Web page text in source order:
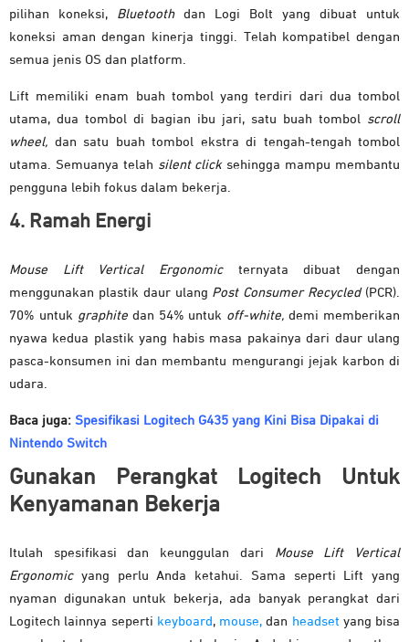
pilihan koneksi, Bluetoothdan Logi Bolt yang dibuat untuk
koneksi aman dengan kinerja tinggi. Telah kompatibel dengan
semua jenis OS dan platform.
Lift memiliki enam buah tombol yang terdiri dari dua tombol
utama, dua tombol di bagian ibu jari, satu buah tombol scroll
wheel, dan satu buah tombol ekstra di tengah-tengah tombol
utama. Semuanya telah silent clicksehingga mampu membantu
pengguna lebih fokus dalam bekerja.
4. Ramah Energi
Mouse Lift Vertical Ergonomicternyata dibuat dengan
menggunakan plastik daur ulang Post Consumer Recycled(PCR).
70% untuk graphitedan 54% untuk off-white, demi memberikan
nyawa kedua plastik yang habis masa pakainya dari daur ulang
pasca-konsumen ini dan membantu mengurangi jejak karbon di
udara.
Baca juga: Spesifikasi Logitech G435 yang Kini Bisa Dipakai di
Nintendo Switch
Gunakan Perangkat Logitech Untuk
Kenyamanan Bekerja
Itulah spesifikasi dan keunggulan dari Mouse Lift Vertical
Ergonomicyang perlu Anda ketahui. Sama seperti Lift yang
nyaman digunakan untuk bekerja, ada banyak perangkat dari
Logitech lainnya seperti keyboard , mouse, dan headset yang bisa